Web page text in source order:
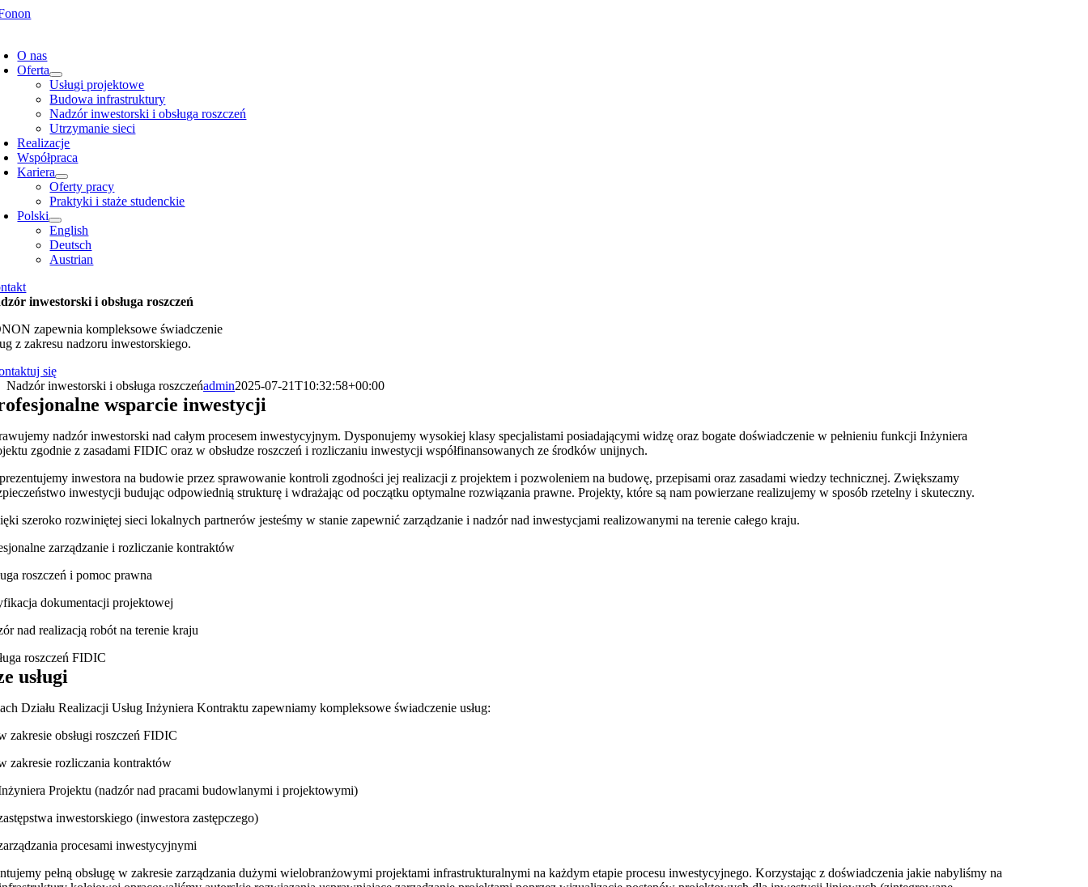
Przejdź
O nas
Oferta
Usługi projektowe
Budowa infrastruktury
Nadzór inwestorski i obsługa roszczeń
Utrzymanie sieci
Realizacje
Współpraca
Kariera
Oferty pracy
Praktyki i staże studenckie
Polski
English
Deutsch
Austrian
inwestorski i obsługa roszczeń
zapewnia kompleksowe świadczenie
z zakresu nadzoru inwestorskiego.
się
Nadzór inwestorski i obsługa roszczeńadmin2025-07-21T10:32:58+00:00
wsparcie inwestycji
nadzór inwestorski nad całym procesem inwestycyjnym. Dysponujemy wysokiej klasy specjalistami posiadającymi widzę oraz bogate doświadczenie w pełnieniu funkcji Inżyniera
zgodnie z zasadami FIDIC oraz w obsłudze roszczeń i rozliczaniu inwestycji współfinansowanych ze środków unijnych.
inwestora na budowie przez sprawowanie kontroli zgodności jej realizacji z projektem i pozwoleniem na budowę, przepisami oraz zasadami wiedzy technicznej. Zwiększamy
inwestycji budując odpowiednią strukturę i wdrażając od początku optymalne rozwiązania prawne. Projekty, które są nam powierzane realizujemy w sposób rzetelny i skuteczny.
szeroko rozwiniętej sieci lokalnych partnerów jesteśmy w stanie zapewnić zarządzanie i nadzór nad inwestycjami realizowanymi na terenie całego kraju.
zarządzanie i rozliczanie kontraktów
roszczeń i pomoc prawna
dokumentacji projektowej
nad realizacją robót na terenie kraju
usługi
Działu Realizacji Usług Inżyniera Kontraktu zapewniamy kompleksowe świadczenie usług:
zakresie obsługi roszczeń FIDIC
zakresie rozliczania kontraktów
Projektu (nadzór nad pracami budowlanymi i projektowymi)
inwestorskiego (inwestora zastępczego)
procesami inwestycyjnymi
pełną obsługę w zakresie zarządzania dużymi wielobranżowymi projektami infrastrukturalnymi na każdym etapie procesu inwestycyjnego. Korzystając z doświadczenia jakie nabyliśmy na